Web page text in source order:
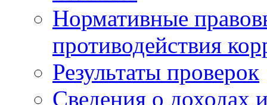
Нормативные
противодействия
Результаты проверок
Сведения о доходах